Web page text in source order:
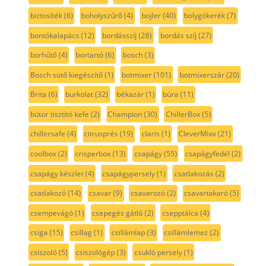
biztosíték(6) boholyszűrő(4) bojler(40) bolygókerék(7)
bontókalapács (12) bordásszíj (28) bordás szíj (27)
borhűtő(4) bortartó(6) bosch(3)
Bosch sütő kiegészítő(1) botmixer(101) botmixerszár(20)
Brita (6) burkolat(32) békazár(1) búra (11)
bútor tisztító kefe (2) Champion(30) ChillerBox(5)
chillersafe (4) citrusprés (19) claris (1) CleverMixx(21)
coolbox(2) crisperbox(13) csapágy(55) csapágyfedél (2)
csapágy készlet(4) csapágypersely(1) csatlakozás (2)
csatlakozó(14) csavar(9) csavarozó(2) csavartakaró(5)
csempevágó(1) csepegés gátló(2) csepptálca (4)
csiga (15) csillag(1) csillámlap(3) csillámlemez (2)
csiszoló(5) csiszológép(3) csukló persely(1)